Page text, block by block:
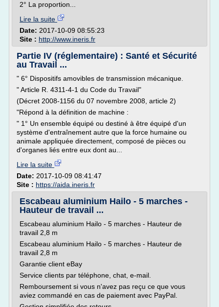
2° La proportion...
Lire la suite
Date: 2017-10-09 08:55:23
Site : http://www.ineris.fr
Partie IV (réglementaire) : Santé et Sécurité
au Travail ...
" 6° Dispositifs amovibles de transmission mécanique.
" Article R. 4311-4-1 du Code du Travail"
(Décret 2008-1156 du 07 novembre 2008, article 2)
"Répond à la définition de machine :
" 1° Un ensemble équipé ou destiné à être équipé d'un
système d'entraînement autre que la force humaine ou
animale appliquée directement, composé de pièces ou
d'organes liés entre eux dont au...
Lire la suite
Date: 2017-10-09 08:41:47
Site : https://aida.ineris.fr
Escabeau aluminium Hailo - 5 marches -
Hauteur de travail ...
Escabeau aluminium Hailo - 5 marches - Hauteur de
travail 2,8 m
Escabeau aluminium Hailo - 5 marches - Hauteur de
travail 2,8 m
Garantie client eBay
Service clients par téléphone, chat, e-mail.
Remboursement si vous n'avez pas reçu ce que vous
aviez commandé en cas de paiement avec PayPal.